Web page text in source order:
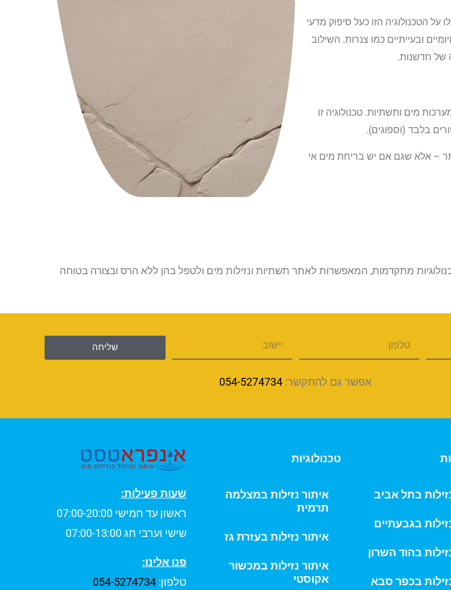
הטכנולוגיה הזו כעל סיפוק מדעי
ובעייתיים כמו צנרות. השילוב
של חדשנות.
מים ותשתיות. טכנולוגיה זו
בלבד (וספוגים).
– אלא שגם אם יש בריחת מים אי
מתקדמות, המאפשרות לאתר תשתיות ונזילות מים ולטפל בהן ללא הרס ובצורה בטוחה
שליחה
אפשר גם להתקשר: 054-5274734
בתל אביב
בגבעתיים
בהוד השרון
בכפר סבא
טכנולוגיות
איתור נזילות במצלמה
תרמית
איתור נזילות בעזרת גז
איתור נזילות במכשור
אקוסטי
שעות פעילות:
ראשון עד חמישי 07:00-20:00
שישי וערבי חג 07:00-13:00
פנו אלינו:
טלפון: 054-5274734